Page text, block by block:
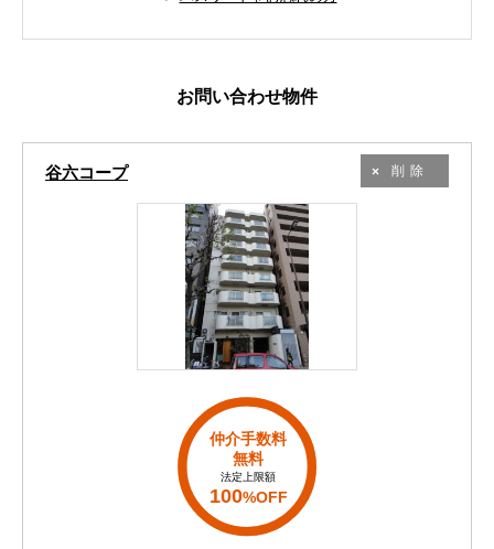
お問い合わせ物件
谷六コープ 削除
仲介手数料
無料
法定上限額
100%OFF